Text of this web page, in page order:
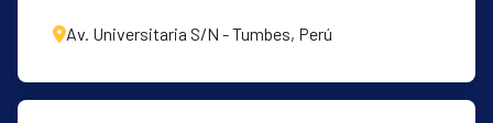
Av. Universitaria S/N - Tumbes, Perú